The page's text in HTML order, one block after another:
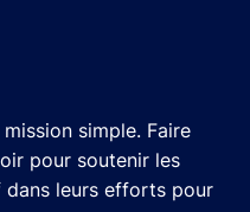
simple. Faire
pour soutenir les
leurs efforts pour